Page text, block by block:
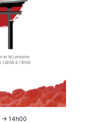
-> 14h00